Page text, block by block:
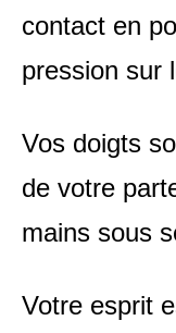
contact en
pression sur
Vos doigts
de votre
mains sous
Votre esprit